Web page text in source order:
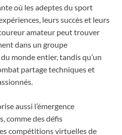
où les adeptes du sport
leurs succès et leurs
amateur peut trouver
dans un groupe
monde entier, tandis qu’un
partage techniques et
aussi l’émergence
comme des défis
compétitions virtuelles de